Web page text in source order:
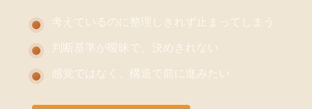
考えているのに整理しきれず止まってしまう